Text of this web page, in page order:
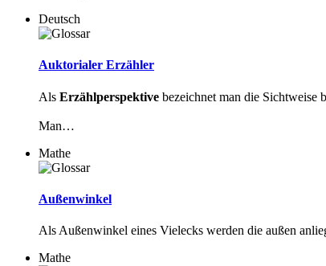
Deutsch
Auktorialer Erzähler
Als Erzählperspektive bezeichnet man die Sichtweise
Man…
Mathe
Außenwinkel
Als Außenwinkel eines Vielecks werden die außen
Mathe